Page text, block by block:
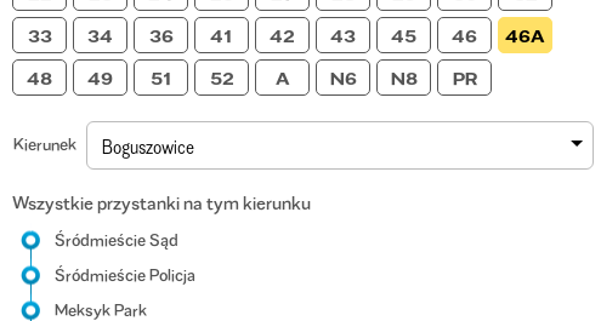
Kierunek Boguszowice
Wszystkie przystanki na tym kierunku
Śródmieście Sąd
Śródmieście Policja
Meksyk Park